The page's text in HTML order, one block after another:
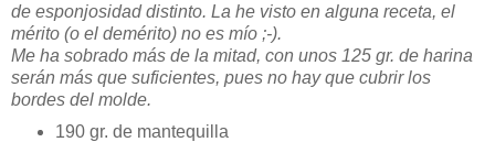
de esponjosidad distinto. La he visto en alguna receta, el
mérito (o el demérito) no es mío ;-).
Me ha sobrado más de la mitad, con unos 125 gr. de harina
serán más que suficientes, pues no hay que cubrir los
bordes del molde.
190 gr. de mantequilla